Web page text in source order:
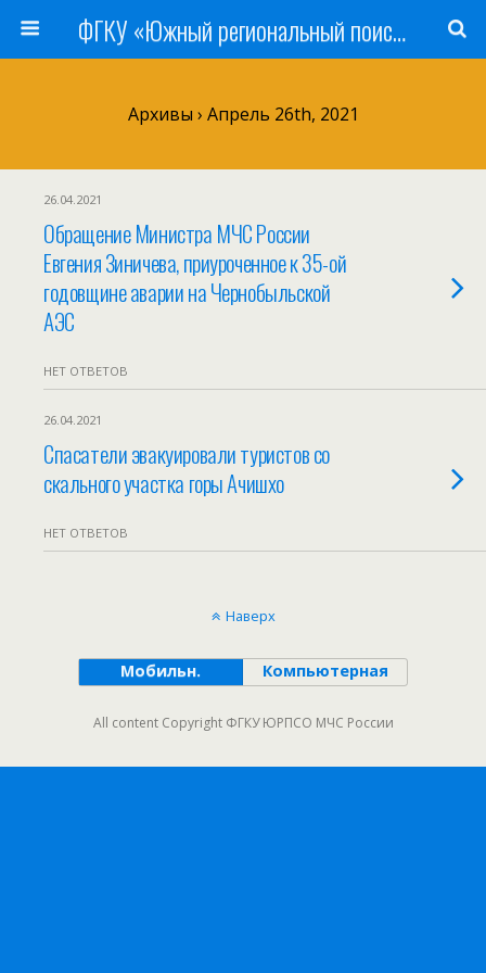
ФГКУ «Южный региональный поисково-спасательный отряд» МЧС России
Архивы › Апрель 26th, 2021
26.04.2021
Обращение Министра МЧС России
Евгения Зиничева, приуроченное к 35-ой
годовщине аварии на Чернобыльской
АЭС
НЕТ ОТВЕТОВ
26.04.2021
Спасатели эвакуировали туристов со
скального участка горы Ачишхо
НЕТ ОТВЕТОВ
Наверх
Мобильн. Компьютерная
All content Copyright ФГКУ ЮРПСО МЧС России